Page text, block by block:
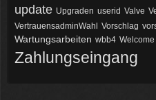
update Upgraden userid Valve
VertrauensadminWahl
Vorschlag
Wartungsarbeiten wbb4
Zahlungseingang